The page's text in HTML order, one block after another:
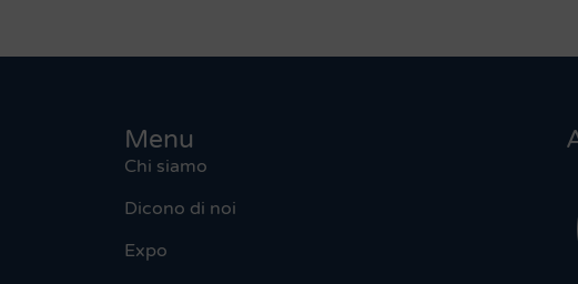
Menu
Chi siamo
Dicono di noi
Expo